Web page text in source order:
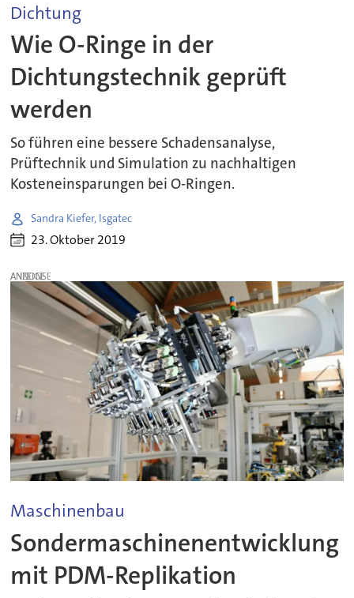
Dichtung
Wie O-Ringe in der
Dichtungstechnik geprüft
werden
So führen eine bessere Schadensanalyse,
Prüftechnik und Simulation zu nachhaltigen
Kosteneinsparungen bei O-Ringen.
Sandra Kiefer, Isgatec
23. Oktober 2019
ANZEIGE
Maschinenbau
Sondermaschinenentwicklung
mit PDM-Replikation